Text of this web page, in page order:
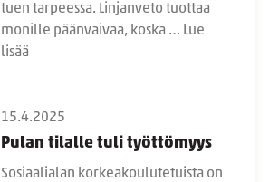
tuen tarpeessa. Linjanveto tuottaa
monille päänvaivaa, koska … Lue
lisää
15.4.2025
Pulan tilalle tuli työttömyys
Sosiaalialan korkeakoulutetuista on